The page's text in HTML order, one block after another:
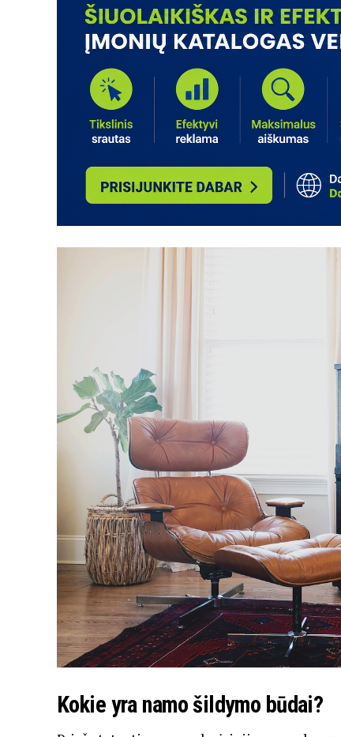
Kokie yra namo šildymo būdai?